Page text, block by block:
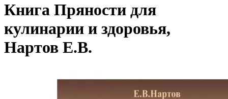
Книга Пряности для
кулинарии и здоровья,
Нартов Е.В.